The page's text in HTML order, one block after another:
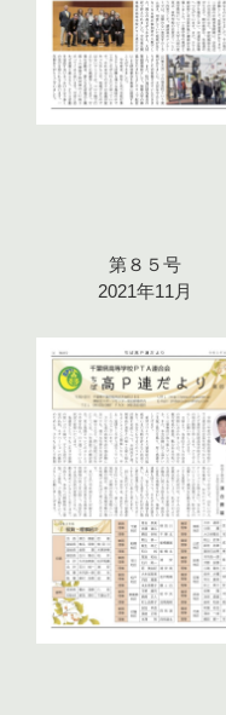
第８５号
2021年11月